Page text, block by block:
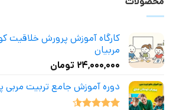
کارگاه آموزش پرورش خلاقیت
مربیان
۲۴,۰۰۰,۰۰۰ تومان
دوره آموزش جامع تربیت مربی